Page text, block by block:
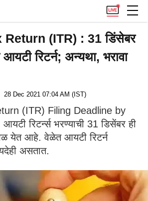
(ITR) : 31 डिंसेबर
आयटी रिटर्न; अन्यथा, भरावा
28 Dec 2021 07:04 AM (IST)
(ITR) Filing Deadline by
रिटर्न्स भरण्याची 31 डिसेंबर ही
येत आहे. वेळेत आयटी रिटर्न
असतात.